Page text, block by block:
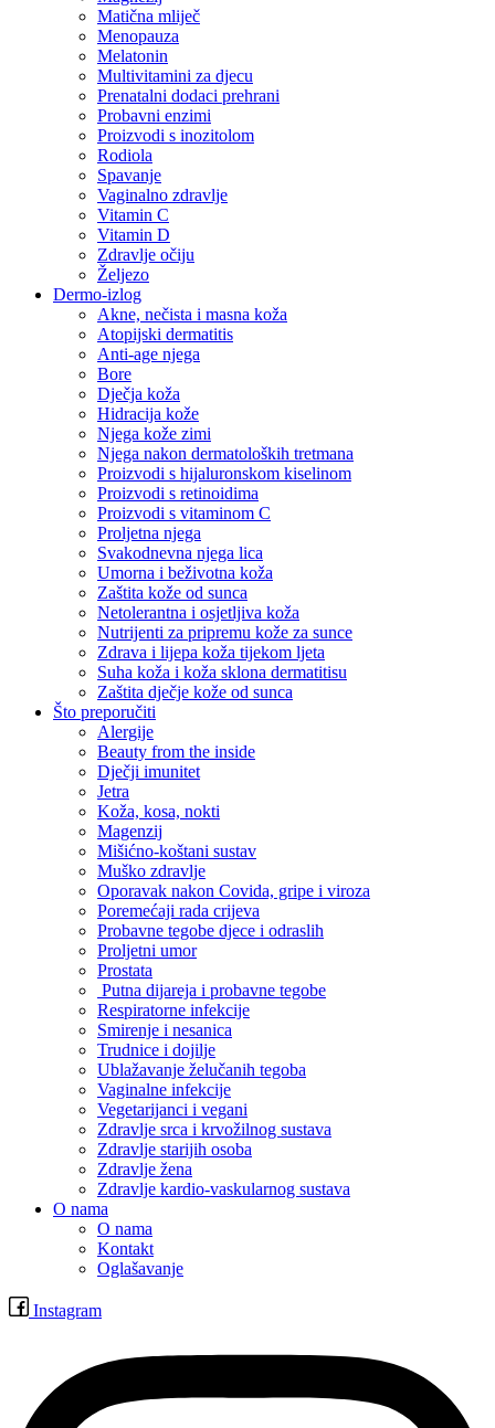
Matična mliječ
Menopauza
Melatonin
Multivitamini za djecu
Prenatalni dodaci prehrani
Probavni enzimi
Proizvodi s inozitolom
Rodiola
Spavanje
Vaginalno zdravlje
Vitamin C
Vitamin D
Zdravlje očiju
Željezo
Dermo-izlog
Akne, nečista i masna koža
Atopijski dermatitis
Anti-age njega
Bore
Dječja koža
Hidracija kože
Njega kože zimi
Njega nakon dermatoloških tretmana
Proizvodi s hijaluronskom kiselinom
Proizvodi s retinoidima
Proizvodi s vitaminom C
Proljetna njega
Svakodnevna njega lica
Umorna i beživotna koža
Zaštita kože od sunca
Netolerantna i osjetljiva koža
Nutrijenti za pripremu kože za sunce
Zdrava i lijepa koža tijekom ljeta
Suha koža i koža sklona dermatitisu
Zaštita dječje kože od sunca
Što preporučiti
Alergije
Beauty from the inside
Dječji imunitet
Jetra
Koža, kosa, nokti
Magenzij
Mišićno-koštani sustav
Muško zdravlje
Oporavak nakon Covida, gripe i viroza
Poremećaji rada crijeva
Probavne tegobe djece i odraslih
Proljetni umor
Prostata
Putna dijareja i probavne tegobe
Respiratorne infekcije
Smirenje i nesanica
Trudnice i dojilje
Ublažavanje želučanih tegoba
Vaginalne infekcije
Vegetarijanci i vegani
Zdravlje srca i krvožilnog sustava
Zdravlje starijih osoba
Zdravlje žena
Zdravlje kardio-vaskularnog sustava
O nama
O nama
Kontakt
Oglašavanje
Instagram